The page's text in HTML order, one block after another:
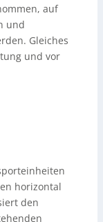
auf
und
Gleiches
und vor
horizontal
den